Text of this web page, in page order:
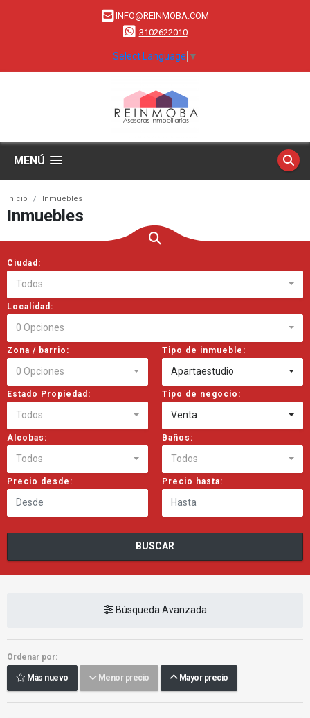
INFO@REINMOBA.COM
3102622010
Select Language ▼
MENÚ
Inicio Inmuebles
Inmuebles
Ciudad:
Todos
Localidad:
0 Opciones
Zona / barrio:
0 Opciones
Tipo de inmueble:
Apartaestudio
Estado Propiedad:
Todos
Tipo de negocio:
Venta
Alcobas:
Todos
Baños:
Todos
Precio desde: Precio hasta:
BUSCAR
Búsqueda Avanzada
Ordenar por:
Más nuevo Menor precio Mayor precio